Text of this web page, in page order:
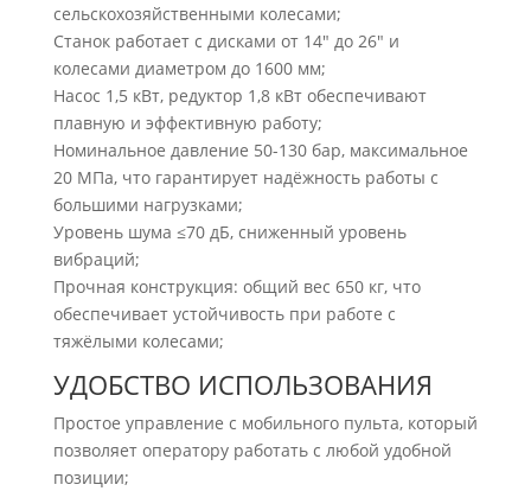
сельскохозяйственными колесами;
Станок работает с дисками от 14″ до 26″ и
колесами диаметром до 1600 мм;
Насос 1,5 кВт, редуктор 1,8 кВт обеспечивают
плавную и эффективную работу;
Номинальное давление 50-130 бар, максимальное
20 МПа, что гарантирует надёжность работы с
большими нагрузками;
Уровень шума ≤70 дБ, сниженный уровень
вибраций;
Прочная конструкция: общий вес 650 кг, что
обеспечивает устойчивость при работе с
тяжёлыми колесами;
УДОБСТВО ИСПОЛЬЗОВАНИЯ
Простое управление с мобильного пульта, который
позволяет оператору работать с любой удобной
позиции;